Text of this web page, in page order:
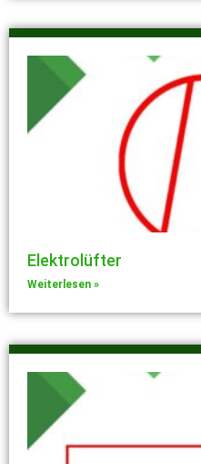
Elektrolüfter
Weiterlesen »